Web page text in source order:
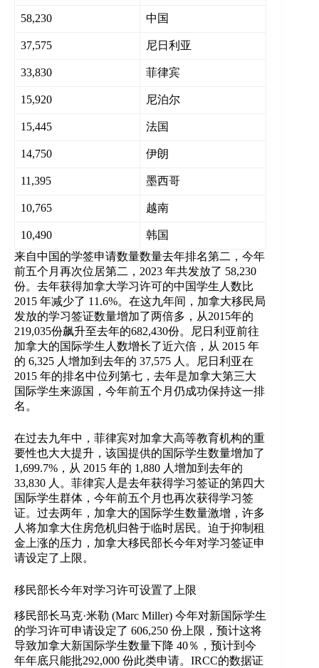
58,230 中国
37,575 尼日利亚
33,830 菲律宾
15,920 尼泊尔
15,445 法国
14,750 伊朗
11,395 墨西哥
10,765 越南
10,490
韩国
来自中国的学签申请数量数量去年排名第二，今年
前五个月再次位居第二，2023 年共发放了 58,230
份。去年获得加拿大学习许可的中国学生人数比
2015 年减少了 11.6%。在这九年间，加拿大移民局
发放的学习签证数量增加了两倍多，从2015年的
219,035份飙升至去年的682,430份。尼日利亚前往
加拿大的国际学生人数增长了近六倍，从 2015 年
的 6,325 人增加到去年的 37,575 人。尼日利亚在
2015 年的排名中位列第七，去年是加拿大第三大
国际学生来源国，今年前五个月仍成功保持这一排
名。
在过去九年中，菲律宾对加拿大高等教育机构的重
要性也大大提升，该国提供的国际学生数量增加了
1,699.7%，从 2015 年的 1,880 人增加到去年的
33,830 人。菲律宾人是去年获得学习签证的第四大
国际学生群体，今年前五个月也再次获得学习签
证。过去两年，加拿大的国际学生数量激增，许多
人将加拿大住房危机归咎于临时居民。迫于抑制租
金上涨的压力，加拿大移民部长今年对学习签证申
请设定了上限。
移民部长今年对学习许可设置了上限
移民部长马克·米勒 (Marc Miller) 今年对新国际学生
的学习许可申请设定了 606,250 份上限，预计这将
导致加拿大新国际学生数量下降 40％，预计到今
年年底只能批292,000 份此类申请。IRCC的数据证